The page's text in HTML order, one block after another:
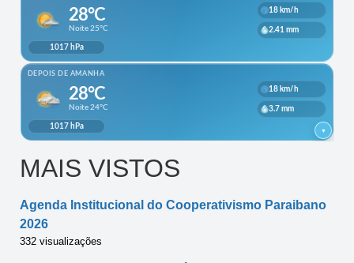
MAIS VISTOS
Agenda Institucional do Cooperativismo Paraibano
2026
332 visualizações